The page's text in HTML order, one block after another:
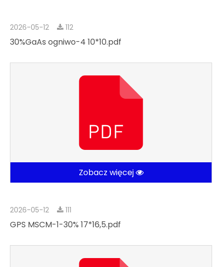
2026-05-12 112
30%GaAs ogniwo-4 10*10.pdf
Zobacz więcej
2026-05-12 111
GPS MSCM-1-30% 17*16,5.pdf